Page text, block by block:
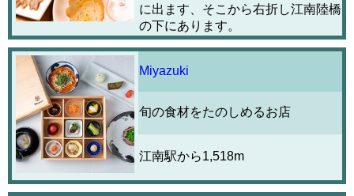
に出ます、そこから右折し江南陸橋
の下にあります。
Miyazuki
旬の食材をたのしめるお店
江南駅から1,518m